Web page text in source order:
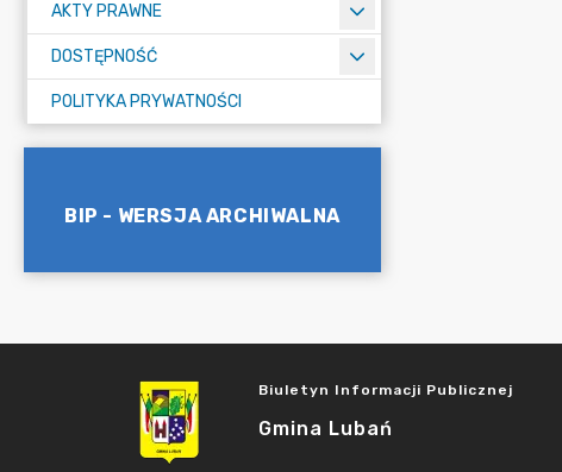
AKTY PRAWNE
DOSTĘPNOŚĆ
POLITYKA PRYWATNOŚCI
BIP - WERSJA ARCHIWALNA
Biuletyn Informacji Publicznej
Gmina Lubań